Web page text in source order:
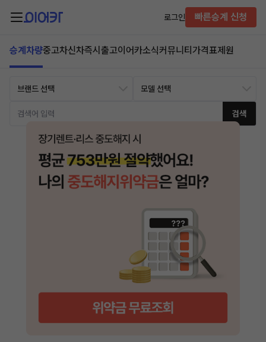
로그인 빠른승계 신청
승계차량중고차신차즉시출고이어카소식커뮤니티 가격표제원
검색